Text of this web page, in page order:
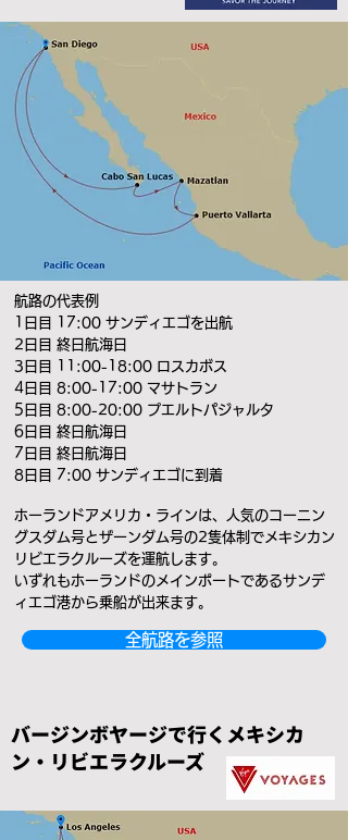
航路の代表例
1日目 17:00 サンディエゴを出航
2日目 終日航海日
3日目 11:00-18:00 ロスカボス
4日目 8:00-17:00 マサトラン
5日目 8:00-20:00 プエルトパジャルタ
6日目 終日航海日
7日目 終日航海日
8日目 7:00 サンディエゴに到着
ホーランドアメリカ・ラインは、人気のコーニン
グスダム号とザーンダム号の2隻体制でメキシカン
リビエラクルーズを運航します。
いずれもホーランドのメインポートであるサンデ
ィエゴ港から乗船が出来ます。
全航路を参照
バージンボヤージで行くメキシカ
ン・リビエラクルーズ